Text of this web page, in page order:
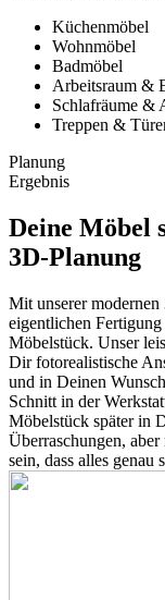
Küchenmöbel
Wohnmöbel
Badmöbel
Arbeitsraum &
Schlafräume &
Treppen &
Planung
Ergebnis
Deine Möbel
3D-Planung
Mit unserer
eigentlichen
Möbelstück. Unser
Dir fotorealistische
und in Deinen
Schnitt in der
Möbelstück später in
Überraschungen,
sein, dass alles